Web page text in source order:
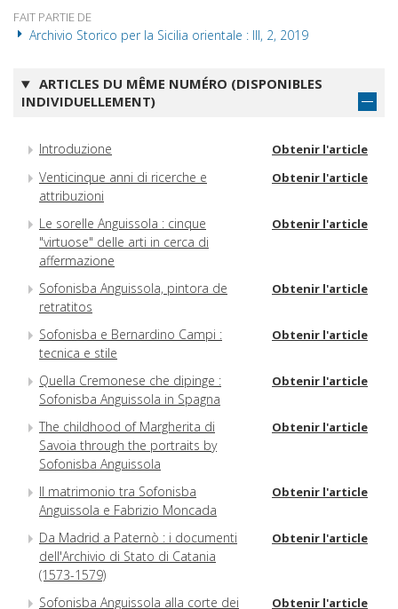
FAIT PARTIE DE
Archivio Storico per la Sicilia orientale : III, 2, 2019
ARTICLES DU MÊME NUMÉRO (DISPONIBLES
INDIVIDUELLEMENT)
Introduzione Obtenir l'article
Venticinque anni di ricerche e
attribuzioni
Obtenir l'article
Le sorelle Anguissola : cinque
"virtuose" delle arti in cerca di
affermazione
Obtenir l'article
Sofonisba Anguissola, pintora de
retratitos
Obtenir l'article
Sofonisba e Bernardino Campi :
tecnica e stile
Obtenir l'article
Quella Cremonese che dipinge :
Sofonisba Anguissola in Spagna
Obtenir l'article
The childhood of Margherita di
Savoia through the portraits by
Sofonisba Anguissola
Obtenir l'article
Il matrimonio tra Sofonisba
Anguissola e Fabrizio Moncada
Obtenir l'article
Da Madrid a Paternò : i documenti
dell'Archivio di Stato di Catania
(1573-1579)
Obtenir l'article
Sofonisba Anguissola alla corte dei
Obtenir l'article